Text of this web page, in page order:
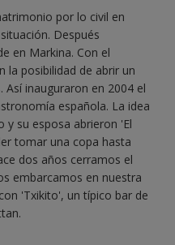
por lo civil en
Después
en Markina. Con el
la posibilidad de abrir un
inauguraron en 2004 el
española. La idea
su esposa abrieron 'El
tomar una copa hasta
dos años cerramos el
embarcamos en nuestra
'Txikito', un típico bar de